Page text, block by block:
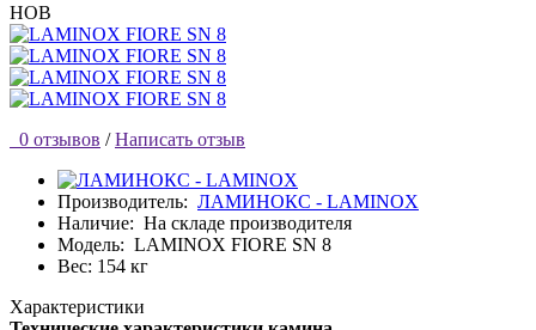
НОВ
0 отзывов / Написать отзыв
Производитель: ЛАМИНОКС - LAMINOX
Наличие: На складе производителя
Модель: LAMINOX FIORE SN 8
Вес: 154 кг
Характеристики